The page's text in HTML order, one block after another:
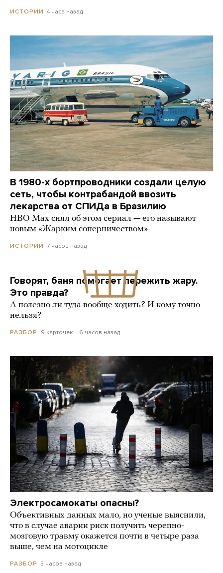
ИСТОРИИ 4 часа назад
В 1980-х бортпроводники создали целую
сеть, чтобы контрабандой ввозить
лекарства от СПИДа в Бразилию
HBO Max снял об этом сериал — его называют
новым «Жарким соперничеством»
ИСТОРИИ 7 часов назад
Говорят, баня помогает пережить жару.
Это правда?
А полезно ли туда вообще ходить? И кому точно
нельзя?
РАЗБОР 9 карточек 6 часов назад
Электросамокаты опасны?
Объективных данных мало, но ученые выяснили,
что в случае аварии риск получить черепно-
мозговую травму окажется почти в четыре раза
выше, чем на мотоцикле
РАЗБОР 5 часов назад